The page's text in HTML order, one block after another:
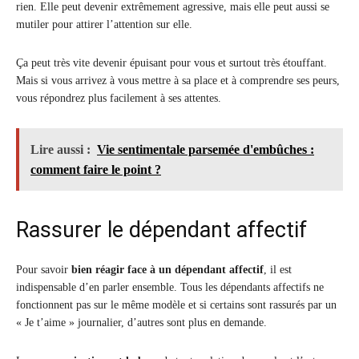
rien. Elle peut devenir extrêmement agressive, mais elle peut aussi se
mutiler pour attirer l’attention sur elle.
Ça peut très vite devenir épuisant pour vous et surtout très étouffant.
Mais si vous arrivez à vous mettre à sa place et à comprendre ses peurs,
vous répondrez plus facilement à ses attentes.
Lire aussi : Vie sentimentale parsemée d'embûches :
comment faire le point ?
Rassurer le dépendant affectif
Pour savoir bien réagir face à un dépendant affectif, il est
indispensable d’en parler ensemble. Tous les dépendants affectifs ne
fonctionnent pas sur le même modèle et si certains sont rassurés par un
« Je t’aime » journalier, d’autres sont plus en demande.